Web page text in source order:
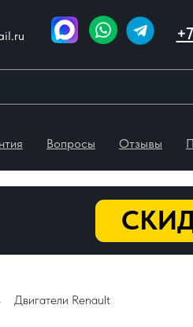
Вопросы Отзывы
Двигатели Renault